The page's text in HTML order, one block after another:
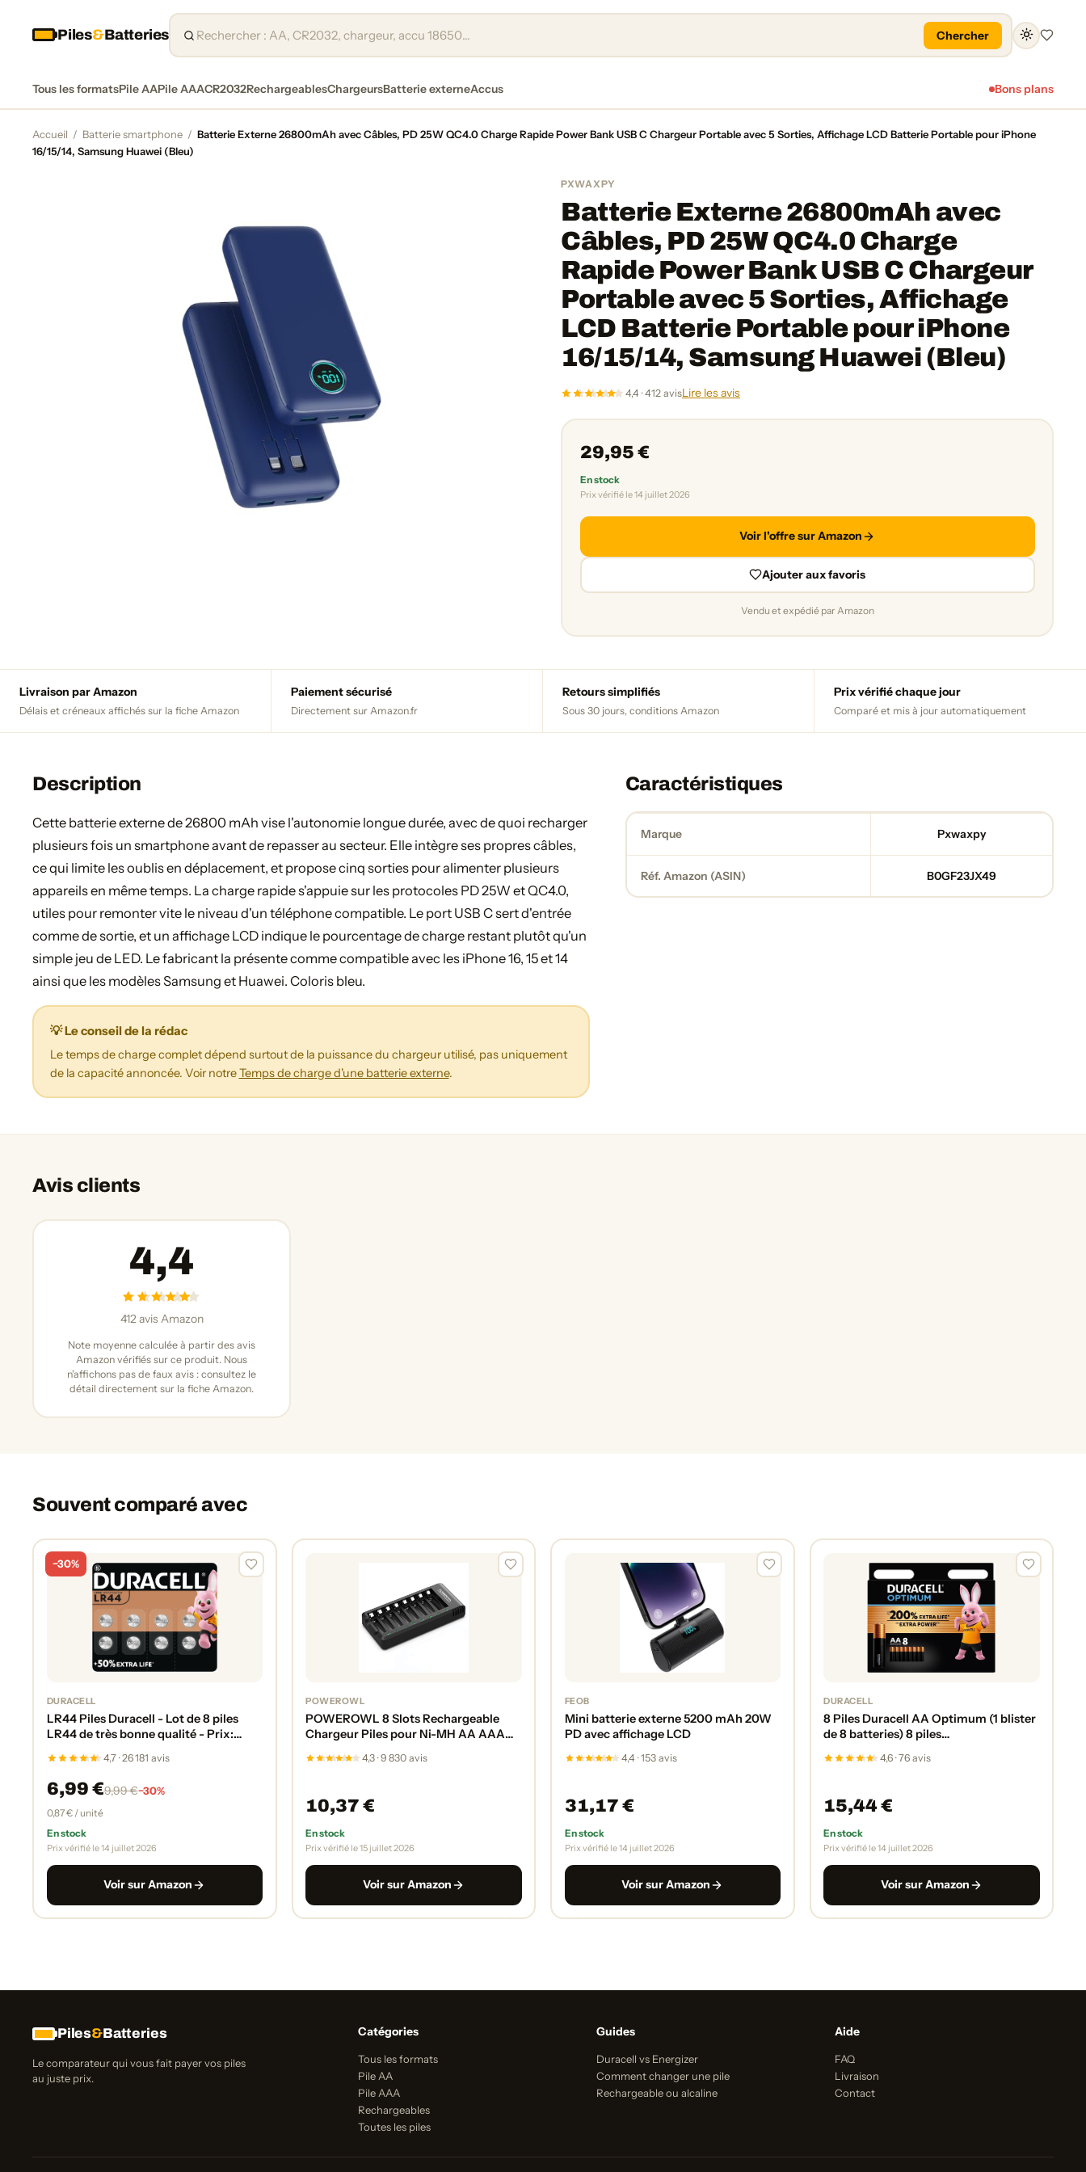
Piles&Batteries Chercher
Favoris
Tous les formatsPile AAPile AAACR2032RechargeablesChargeursBatterie externeAccus Bons plans
Accueil / Batterie smartphone / Batterie Externe 26800mAh avec Câbles, PD 25W QC4.0 Charge Rapide Power Bank USB C Chargeur Portable avec 5 Sorties, Affichage LCD Batterie Portable pour iPhone
16/15/14, Samsung Huawei (Bleu)
PXWAXPY
Batterie Externe 26800mAh avec
Câbles, PD 25W QC4.0 Charge
Rapide Power Bank USB C Chargeur
Portable avec 5 Sorties, Affichage
LCD Batterie Portable pour iPhone
16/15/14, Samsung Huawei (Bleu)
4,4 · 412 avisLire les avis
29,95 €
En stock
Prix vérifié le 14 juillet 2026
Voir l'offre sur Amazon
Ajouter aux favoris
Vendu et expédié par Amazon
Livraison par Amazon
Délais et créneaux affichés sur la fiche Amazon
Paiement sécurisé
Directement sur Amazon.fr
Retours simplifiés
Sous 30 jours, conditions Amazon
Prix vérifié chaque jour
Comparé et mis à jour automatiquement
Description
Cette batterie externe de 26800 mAh vise l'autonomie longue durée, avec de quoi recharger
plusieurs fois un smartphone avant de repasser au secteur. Elle intègre ses propres câbles,
ce qui limite les oublis en déplacement, et propose cinq sorties pour alimenter plusieurs
appareils en même temps. La charge rapide s'appuie sur les protocoles PD 25W et QC4.0,
utiles pour remonter vite le niveau d'un téléphone compatible. Le port USB C sert d'entrée
comme de sortie, et un affichage LCD indique le pourcentage de charge restant plutôt qu'un
simple jeu de LED. Le fabricant la présente comme compatible avec les iPhone 16, 15 et 14
ainsi que les modèles Samsung et Huawei. Coloris bleu.
💡 Le conseil de la rédac
Le temps de charge complet dépend surtout de la puissance du chargeur utilisé, pas uniquement
de la capacité annoncée. Voir notreTemps de charge d'une batterie externe.
Caractéristiques
Marque Pxwaxpy
Réf. Amazon (ASIN) B0GF23JX49
Avis clients
4,4
412 avis Amazon
Note moyenne calculée à partir des avis
Amazon vérifiés sur ce produit. Nous
n'affichons pas de faux avis : consultez le
détail directement sur la fiche Amazon.
Souvent comparé avec
−30%
DURACELL
LR44 Piles Duracell - Lot de 8 piles
LR44 de très bonne qualité - Prix:
4,7 · 26 181 avis
6,99 €9,99 €−30%
0,87 € / unité
En stock
Prix vérifié le 14 juillet 2026
Voir sur Amazon
POWEROWL
POWEROWL 8 Slots Rechargeable
Chargeur Piles pour Ni-MH AA AAA
4,3 · 9 830 avis
10,37 €
En stock
Prix vérifié le 15 juillet 2026
Voir sur Amazon
FEOB
Mini batterie externe 5200 mAh 20W
PD avec affichage LCD
4,4 · 153 avis
31,17 €
En stock
Prix vérifié le 14 juillet 2026
Voir sur Amazon
DURACELL
8 Piles Duracell AA Optimum (1 blister
de 8 batteries) 8 piles
4,6 · 76 avis
15,44 €
En stock
Prix vérifié le 14 juillet 2026
Voir sur Amazon
Piles&Batteries
Le comparateur qui vous fait payer vos piles
au juste prix.
Catégories
Tous les formats
Pile AA
Pile AAA
Rechargeables
Toutes les piles
Guides
Duracell vs Energizer
Comment changer une pile
Rechargeable ou alcaline
Aide
FAQ
Livraison
Contact